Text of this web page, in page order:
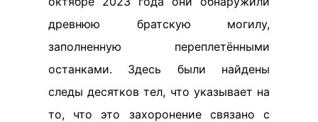
древнюю братскую могилу,
заполненную переплетёнными
останками. Здесь были найдены
следы десятков тел, что указывает на
то, что это захоронение связано с